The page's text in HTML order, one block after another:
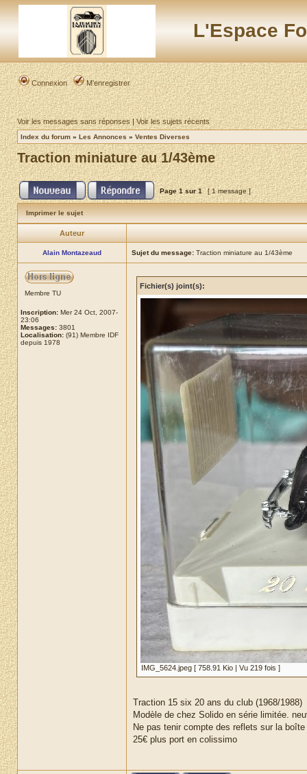
L'Espace
Connexion M’enregistrer
Voir les messages sans réponses|Voir les sujets récents
Index du forum » Les Annonces » Ventes Diverses
Traction miniature au 1/43ème
Page1sur1 [ 1 message ]
Imprimer le sujet
Auteur
Alain Montazeaud Sujet du message: Traction miniature au 1/43ème
Membre TU
Inscription: Mer 24 Oct, 2007-
23:06
Messages: 3801
Localisation: (91) Membre IDF
depuis 1978
Fichier(s) joint(s):
IMG_5624.jpeg [ 758.91 Kio | Vu 219 fois ]
Traction 15 six 20 ans du club (1968/1988)
Modèle de chez Solido en série limitée.
Ne pas tenir compte des reflets sur la boîte
25€ plus port en colissimo